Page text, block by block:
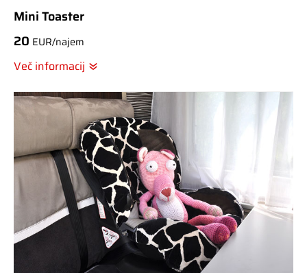
Mini Toaster
20 EUR/najem
Več informacij